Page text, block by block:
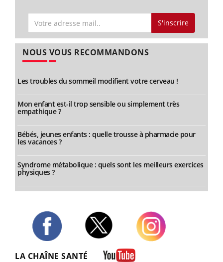
S'inscrire
NOUS VOUS RECOMMANDONS
Les troubles du sommeil modifient votre cerveau !
Mon enfant est-il trop sensible ou simplement très
empathique ?
Bébés, jeunes enfants : quelle trousse à pharmacie pour
les vacances ?
Syndrome métabolique : quels sont les meilleurs exercices
physiques ?
LA CHAÎNE SANTÉ